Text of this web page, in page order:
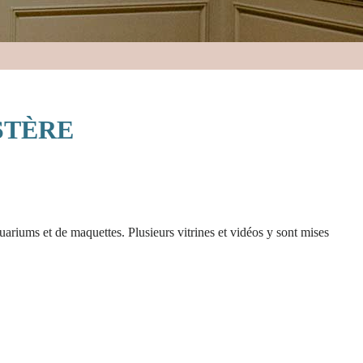
et de maquettes. Plusieurs vitrines et vidéos y sont mises